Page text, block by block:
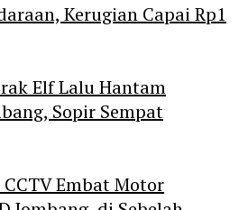
Kerugian Capai Rp1
Elf Lalu Hantam
Sopir Sempat
Embat Motor